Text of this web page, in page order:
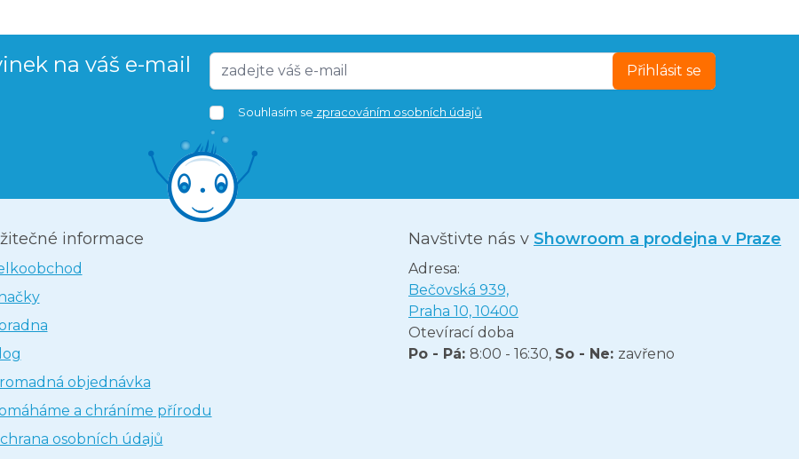
na váš e-mail Přihlásit se
Souhlasím se zpracováním osobních údajů
informace
objednávka
a chráníme přírodu
osobních údajů
Navštivte nás v Showroom a prodejna v Praze
Adresa:
Bečovská 939,
Praha 10, 10400
Otevírací doba
Po - Pá: 8:00 - 16:30, So - Ne: zavřeno